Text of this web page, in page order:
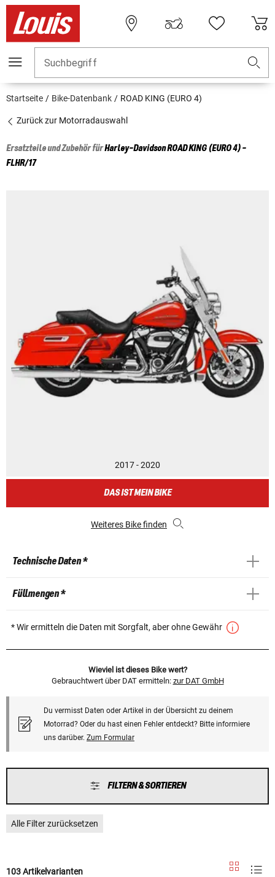
Suchbegriff
Startseite Bike-Datenbank ROAD KING (EURO 4)
Zurück zur Motorradauswahl
Ersatzteile und Zubehör fürHarley-DavidsonROAD KING (EURO 4) -
FLHR/17
2017 - 2020
DAS IST MEIN BIKE
Weiteres Bike finden
Technische Daten *
Füllmengen *
* Wir ermitteln die Daten mit Sorgfalt, aber ohne Gewähr
Wieviel ist dieses Bike wert?
Gebrauchtwert über DAT ermitteln: zur DAT GmbH
Du vermisst Daten oder Artikel in der Übersicht zu deinem
Motorrad? Oder du hast einen Fehler entdeckt? Bitte informiere
uns darüber. Zum Formular
FILTERN & SORTIEREN
Alle Filter zurücksetzen
103 Artikelvarianten